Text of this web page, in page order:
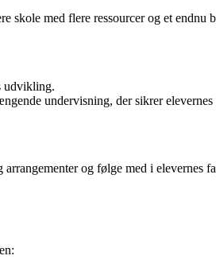
med flere ressourcer og et endnu
udvikling.
undervisning, der sikrer
og følge med i elevernes